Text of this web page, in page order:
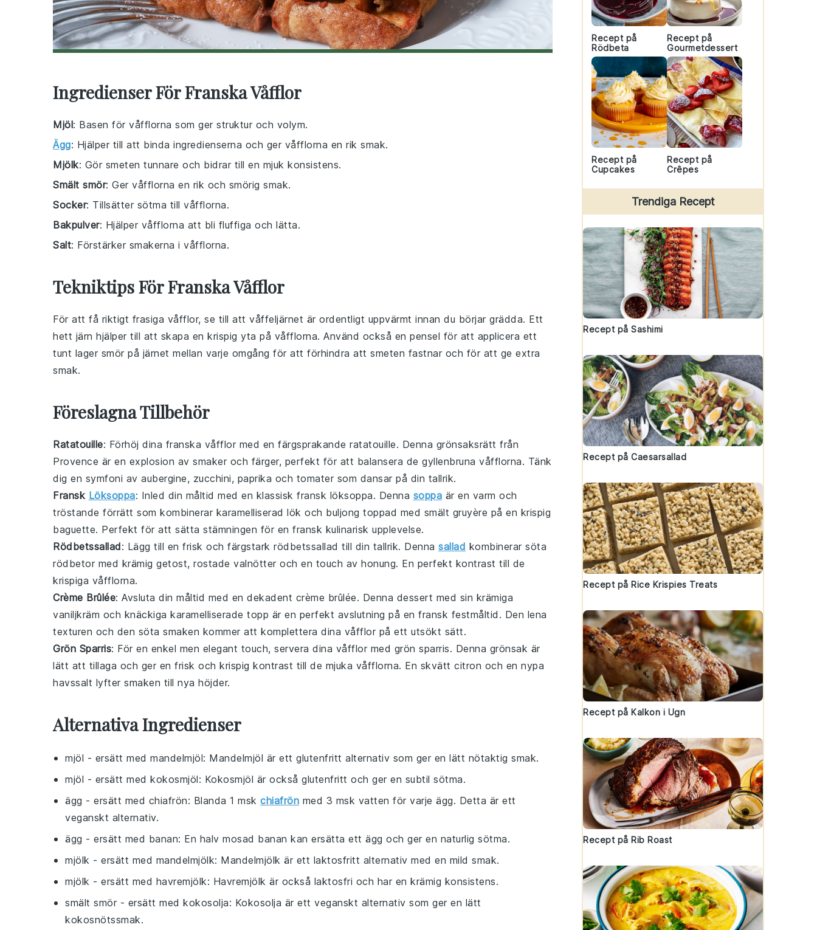
Ingredienser För Franska Våfflor
Mjöl: Basen för våfflorna som ger struktur och volym.
Ägg: Hjälper till att binda ingredienserna och ger våfflorna en rik smak.
Mjölk: Gör smeten tunnare och bidrar till en mjuk konsistens.
Smält smör: Ger våfflorna en rik och smörig smak.
Socker: Tillsätter sötma till våfflorna.
Bakpulver: Hjälper våfflorna att bli fluffiga och lätta.
Salt: Förstärker smakerna i våfflorna.
Tekniktips För Franska Våfflor
För att få riktigt frasiga våfflor, se till att våffeljärnet är ordentligt uppvärmt innan du börjar grädda. Ett
hett järn hjälper till att skapa en krispig yta på våfflorna. Använd också en pensel för att applicera ett
tunt lager smör på järnet mellan varje omgång för att förhindra att smeten fastnar och för att ge extra
smak.
Föreslagna Tillbehör
Ratatouille: Förhöj dina franska våfflor med en färgsprakande ratatouille. Denna grönsaksrätt från
Provence är en explosion av smaker och färger, perfekt för att balansera de gyllenbruna våfflorna. Tänk
dig en symfoni av aubergine, zucchini, paprika och tomater som dansar på din tallrik.
Fransk Löksoppa: Inled din måltid med en klassisk fransk löksoppa. Denna soppa är en varm och
tröstande förrätt som kombinerar karamelliserad lök och buljong toppad med smält gruyère på en krispig
baguette. Perfekt för att sätta stämningen för en fransk kulinarisk upplevelse.
Rödbetssallad: Lägg till en frisk och färgstark rödbetssallad till din tallrik. Denna sallad kombinerar söta
rödbetor med krämig getost, rostade valnötter och en touch av honung. En perfekt kontrast till de
krispiga våfflorna.
Crème Brûlée: Avsluta din måltid med en dekadent crème brûlée. Denna dessert med sin krämiga
vaniljkräm och knäckiga karamelliserade topp är en perfekt avslutning på en fransk festmåltid. Den lena
texturen och den söta smaken kommer att komplettera dina våfflor på ett utsökt sätt.
Grön Sparris: För en enkel men elegant touch, servera dina våfflor med grön sparris. Denna grönsak är
lätt att tillaga och ger en frisk och krispig kontrast till de mjuka våfflorna. En skvätt citron och en nypa
havssalt lyfter smaken till nya höjder.
Alternativa Ingredienser
mjöl - ersätt med mandelmjöl: Mandelmjöl är ett glutenfritt alternativ som ger en lätt nötaktig smak.
mjöl - ersätt med kokosmjöl: Kokosmjöl är också glutenfritt och ger en subtil sötma.
ägg - ersätt med chiafrön: Blanda 1 msk chiafrön med 3 msk vatten för varje ägg. Detta är ett
veganskt alternativ.
ägg - ersätt med banan: En halv mosad banan kan ersätta ett ägg och ger en naturlig sötma.
mjölk - ersätt med mandelmjölk: Mandelmjölk är ett laktosfritt alternativ med en mild smak.
mjölk - ersätt med havremjölk: Havremjölk är också laktosfri och har en krämig konsistens.
smält smör - ersätt med kokosolja: Kokosolja är ett veganskt alternativ som ger en lätt
kokosnötssmak.
Recept på
Rödbeta
Recept på
Gourmetdessert
Recept på
Cupcakes
Recept på
Crêpes
Trendiga Recept
Recept på Sashimi
Recept på Caesarsallad
Recept på Rice Krispies Treats
Recept på Kalkon i Ugn
Recept på Rib Roast